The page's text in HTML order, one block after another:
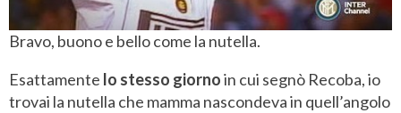
Bravo, buono e bello come la nutella.
Esattamente lo stesso giornoin cui segnò Recoba, io
trovai la nutella che mamma nascondeva in quell’angolo